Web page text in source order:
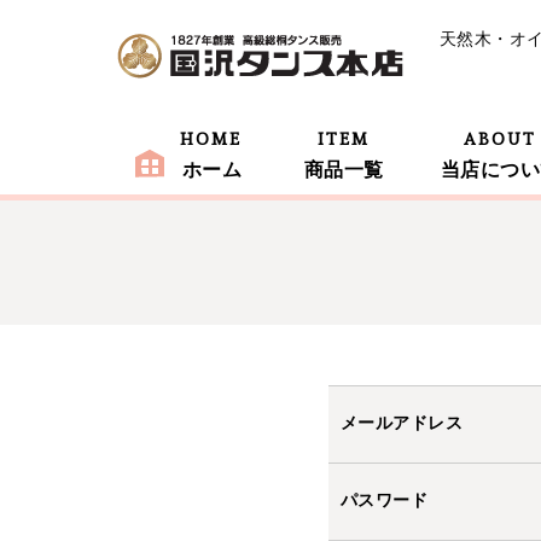
天然木・オ
ホーム
HOME
商品一覧
ITEM
当店につ
ABOUT
メールアドレス
パスワード